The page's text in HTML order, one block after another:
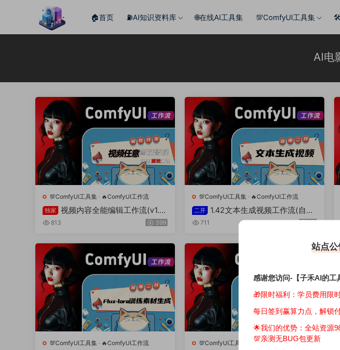
🏠首页 ⛽️AI知识资料库 🌐在线AI工具集 💯ComfyUI工具集
AI电
💯ComfyUI工具集 · 🔥ComfyUI工作流
独家
视频内容全能编辑工作流(v1.5
0.4)813 399
💯ComfyUI工具集 · 🔥ComfyUI工作流
二开
1.42文本生成视频工作流(自主
二开)
711 99
💯ComfyUI工具集 · 🔥ComfyUI工作流
💯ComfyUI工具集
🔥ComfyUI工作流
站点公
感谢您访问-【子禾AI的工
🎁限时福利：学员费用限
每日签到赢算力点，解锁
🌟我们的优势： 全站资源
💯亲测无BUG包更新